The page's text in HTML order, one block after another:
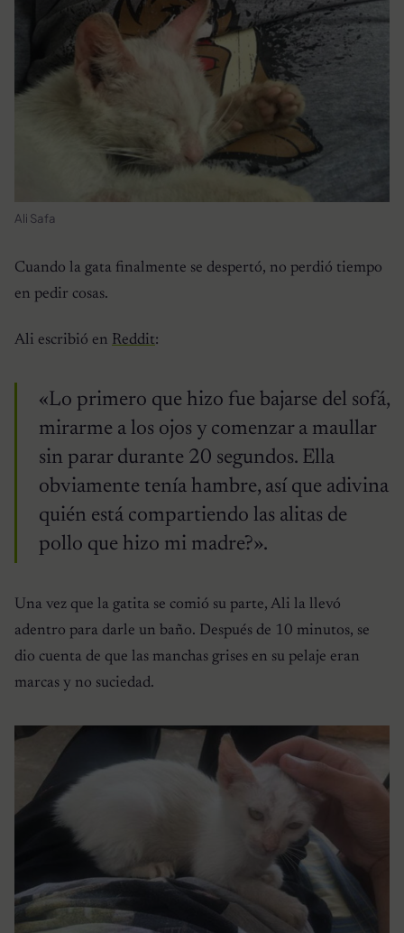
Ali Safa
Cuando la gata finalmente se despertó, no perdió tiempo
en pedir cosas.
Ali escribió en Reddit:
«Lo primero que hizo fue bajarse del sofá,
mirarme a los ojos y comenzar a maullar
sin parar durante 20 segundos. Ella
obviamente tenía hambre, así que adivina
quién está compartiendo las alitas de
pollo que hizo mi madre?».
Una vez que la gatita se comió su parte, Ali la llevó
adentro para darle un baño. Después de 10 minutos, se
dio cuenta de que las manchas grises en su pelaje eran
marcas y no suciedad.